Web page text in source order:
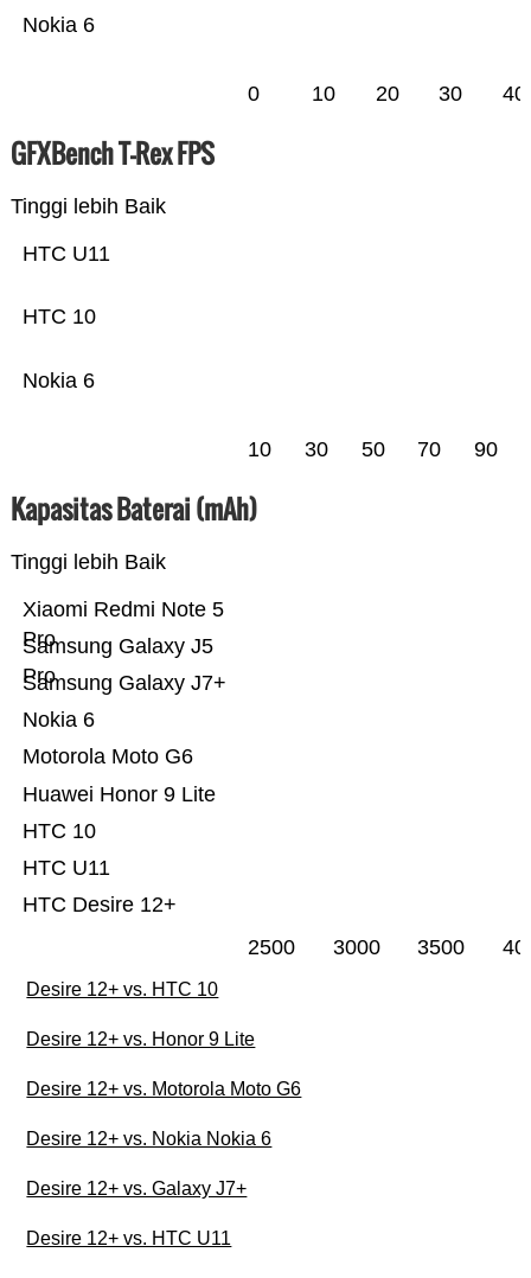
Nokia 6
0 10 20 30 40
GFXBench T-Rex FPS
Tinggi lebih Baik
Nokia 6
HTC 10
HTC U11
10 30 50 70 90
Kapasitas Baterai (mAh)
Tinggi lebih Baik
HTC Desire 12+
HTC U11
HTC 10
Huawei Honor 9 Lite
Motorola Moto G6
Nokia 6
Samsung Galaxy J7+
Samsung Galaxy J5
Pro
Xiaomi Redmi Note 5
Pro
2500 3000 3500
Desire 12+ vs. HTC 10
Desire 12+ vs. Honor 9 Lite
Desire 12+ vs. Motorola Moto G6
Desire 12+ vs. Nokia Nokia 6
Desire 12+ vs. Galaxy J7+
Desire 12+ vs. HTC U11